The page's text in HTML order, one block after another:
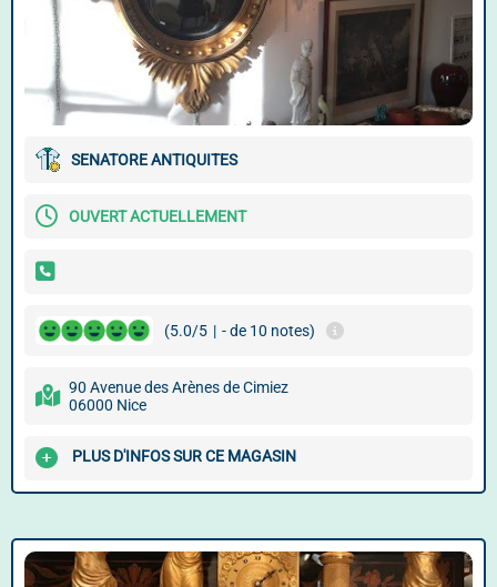
SENATORE ANTIQUITES
OUVERT ACTUELLEMENT
(5.0/5 | - de 10 notes)
90 Avenue des Arènes de Cimiez
06000 Nice
PLUS D'INFOS SUR CE MAGASIN